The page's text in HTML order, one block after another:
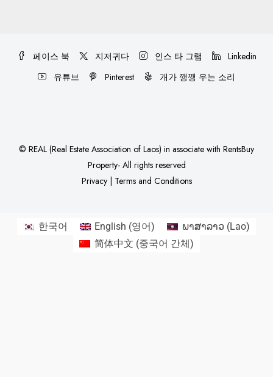
페이스 북 지저귀다 인스 타 그램
Linkedin
유튜브
Pinterest 개가 깽깽 우는 소리
© REAL (Real Estate Association of Laos) in associate with RentsBuy
Property- All rights reserved
Privacy| Terms and Conditions
한국어 English (영어) ພາສາລາວ (Lao)
简体中文 (중국어 간체)